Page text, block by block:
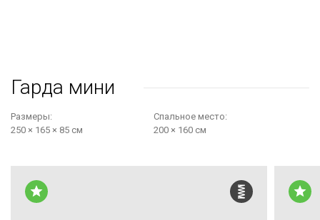
Гарда мини
Размеры:
250 × 165 × 85 см
Cпальное место:
200 × 160 см